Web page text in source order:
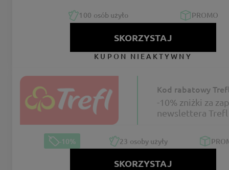
100 osób użyło PROMO
SKORZYSTAJ
KUPON NIEAKTYWNY
Kod rabatowy
-10% zniżki za
newslettera Trefl
-10% 23 osoby użyły
SKORZYSTAJ